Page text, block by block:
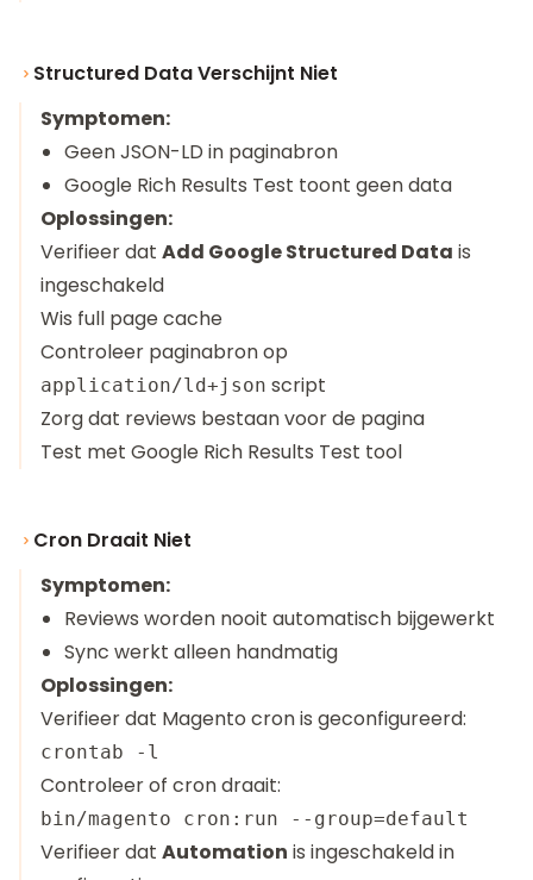
Structured Data Verschijnt Niet
Symptomen:
Geen JSON-LD in paginabron
Google Rich Results Test toont geen data
Oplossingen:
Verifieer dat Add Google Structured Data is
ingeschakeld
Wis full page cache
Controleer paginabron op
application/ld+json script
Zorg dat reviews bestaan voor de pagina
Test met Google Rich Results Test tool
Cron Draait Niet
Symptomen:
Reviews worden nooit automatisch bijgewerkt
Sync werkt alleen handmatig
Oplossingen:
Verifieer dat Magento cron is geconfigureerd:
Controleer of cron draait:
Verifieer dat Automation is ingeschakeld in